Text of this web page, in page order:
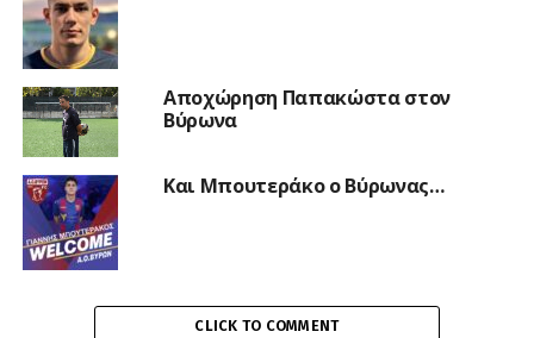
Αποχώρηση Παπακώστα στον
Βύρωνα
Και Μπουτεράκο ο Βύρωνας…
CLICK TO COMMENT